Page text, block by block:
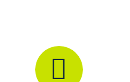
, elle vous permet
prédilection sans difficulté.
liées à l'abrasion et promet